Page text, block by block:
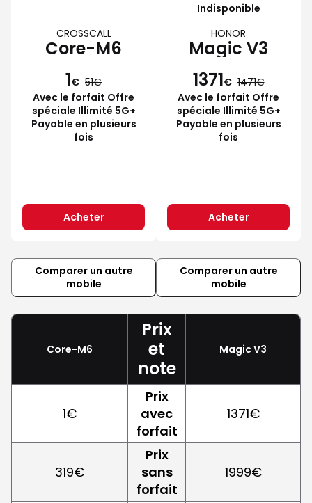
CROSSCALL
Core-M6
1€ 51
Avec le forfait Offre
spéciale Illimité 5G+
Payable en plusieurs
fois
Acheter
Indisponible
HONOR
Magic V3
1371€ 1471
Avec le forfait Offre
spéciale Illimité 5G+
Payable en plusieurs
fois
Acheter
Comparer un autre
mobile
Comparer un autre
mobile
Core-M6
Prix
et
note
Magic V3
1€
Prix
avec
forfait
1371€
319€
Prix
sans
forfait
1999€